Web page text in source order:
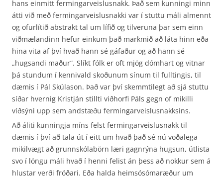
hans einmitt fermingarveislusnakk. Það sem kunningi minn
átti við með fermingarveislusnakki var í stuttu máli almennt
og ofurlítið abstrakt tal um lífið og tilveruna þar sem einn
viðmælandinn hefur einkum það markmið að láta hinn eða
hina vita af því hvað hann sé gáfaður og að hann sé
„hugsandi maður“. Slíkt fólk er oft mjög dómhart og vitnar
þá stundum í kennivald skoðunum sínum til fulltingis, til
dæmis í Pál Skúlason. Það var því skemmtilegt að sjá stuttu
síðar hvernig Kristján stillti viðhorfi Páls gegn of mikilli
víðsýni upp sem andstæðu fermingarveislusnakksins.
Að áliti kunningja míns felst fermingarveislusnakk til
dæmis í því að tala út í eitt um hvað það sé nú voðalega
mikilvægt að grunnskólabörn læri gagnrýna hugsun, útlista
svo í löngu máli hvað í henni felist án þess að nokkur sem á
hlustar verði fróðari. Eða halda heimsósómaræður um